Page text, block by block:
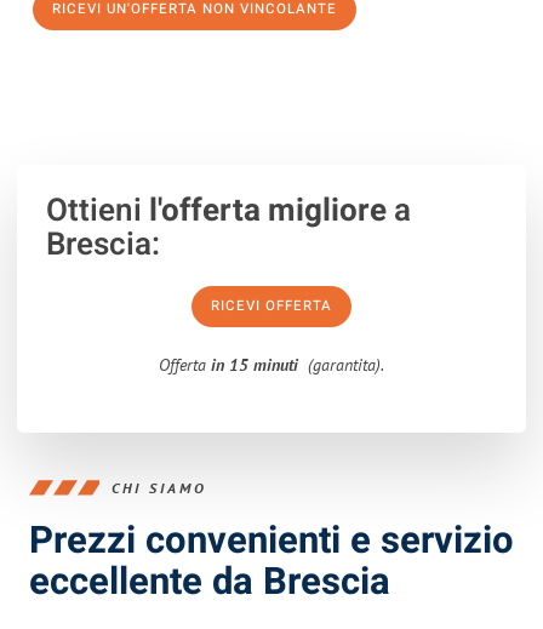
RICEVI UN'OFFERTA NON VINCOLANTE
Ottieni l'offerta migliorea
Brescia:
RICEVI OFFERTA
Offerta in 15 minuti (garantita).
CHI SIAMO
Prezzi convenienti e servizio
eccellente da Brescia